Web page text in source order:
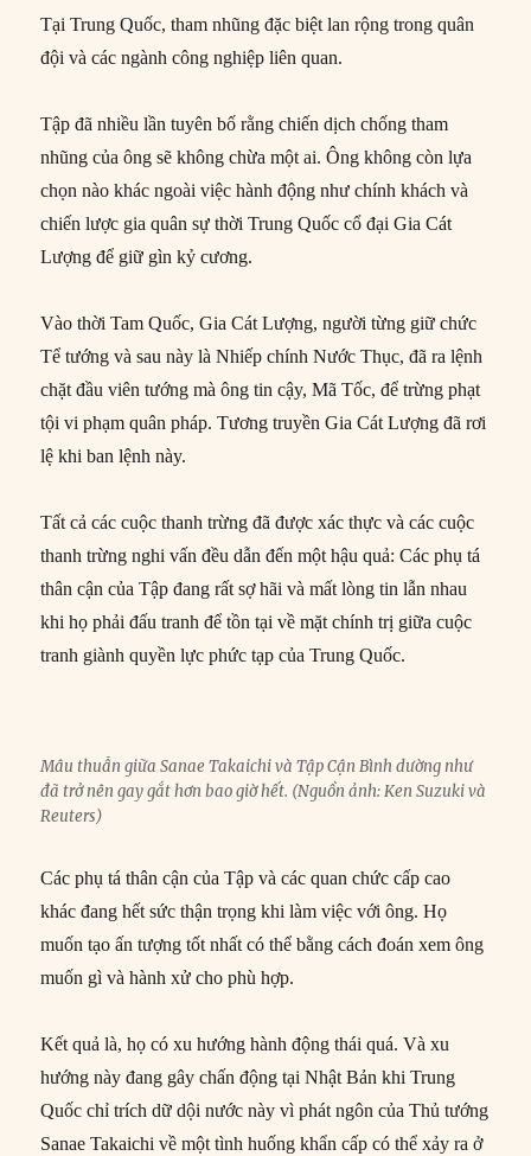
Tại Trung Quốc, tham nhũng đặc biệt lan rộng trong quân
đội và các ngành công nghiệp liên quan.
Tập đã nhiều lần tuyên bố rằng chiến dịch chống tham
nhũng của ông sẽ không chừa một ai. Ông không còn lựa
chọn nào khác ngoài việc hành động như chính khách và
chiến lược gia quân sự thời Trung Quốc cổ đại Gia Cát
Lượng để giữ gìn kỷ cương.
Vào thời Tam Quốc, Gia Cát Lượng, người từng giữ chức
Tể tướng và sau này là Nhiếp chính Nước Thục, đã ra lệnh
chặt đầu viên tướng mà ông tin cậy, Mã Tốc, để trừng phạt
tội vi phạm quân pháp. Tương truyền Gia Cát Lượng đã rơi
lệ khi ban lệnh này.
Tất cả các cuộc thanh trừng đã được xác thực và các cuộc
thanh trừng nghi vấn đều dẫn đến một hậu quả: Các phụ tá
thân cận của Tập đang rất sợ hãi và mất lòng tin lẫn nhau
khi họ phải đấu tranh để tồn tại về mặt chính trị giữa cuộc
tranh giành quyền lực phức tạp của Trung Quốc.
Mâu thuẫn giữa Sanae Takaichi và Tập Cận Bình dường như
đã trở nên gay gắt hơn bao giờ hết. (Nguồn ảnh: Ken Suzuki và
Reuters)
Các phụ tá thân cận của Tập và các quan chức cấp cao
khác đang hết sức thận trọng khi làm việc với ông. Họ
muốn tạo ấn tượng tốt nhất có thể bằng cách đoán xem ông
muốn gì và hành xử cho phù hợp.
Kết quả là, họ có xu hướng hành động thái quá. Và xu
hướng này đang gây chấn động tại Nhật Bản khi Trung
Quốc chỉ trích dữ dội nước này vì phát ngôn của Thủ tướng
Sanae Takaichi về một tình huống khẩn cấp có thể xảy ra ở